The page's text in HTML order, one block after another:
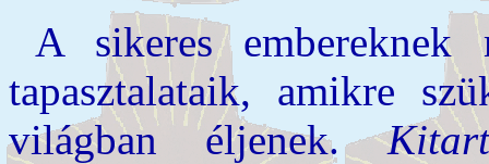
A sikeres
tapasztalataik, amikre
világban éljenek.